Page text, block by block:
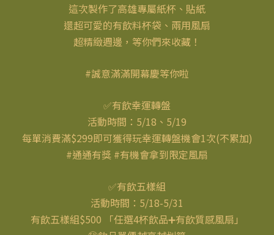
這次製作了高雄專屬紙杯、貼紙
還超可愛的有飲料杯袋、兩用風扇
超精緻週邊，等你們來收藏！
#誠意滿滿開幕慶等你啦
✅有飲幸運轉盤
活動時間：5/18、5/19
每單消費滿$299即可獲得玩幸運轉盤機會1次(不累加)
#通通有獎 #有機會拿到限定風扇
✅有飲五樣組
活動時間：5/18-5/31
有飲五樣組$500 「任選4杯飲品➕有飲質感風扇」